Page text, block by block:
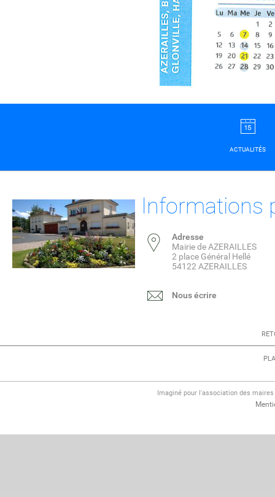
ACTUALITÉS
Informations
Adresse
Mairie de AZERAILLES
2 place Général Hellé
54122 AZERAILLES
Nous écrire
Imaginé pour l'association des